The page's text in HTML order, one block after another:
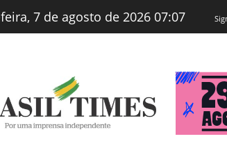
7 de agosto de 2026 07:07
Brasiltimes
–
Notícias